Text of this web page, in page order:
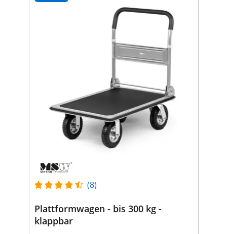
(8)
Plattformwagen - bis 300 kg -
klappbar